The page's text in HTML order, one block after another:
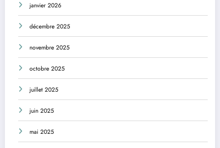
janvier 2026
décembre 2025
novembre 2025
octobre 2025
juillet 2025
juin 2025
mai 2025